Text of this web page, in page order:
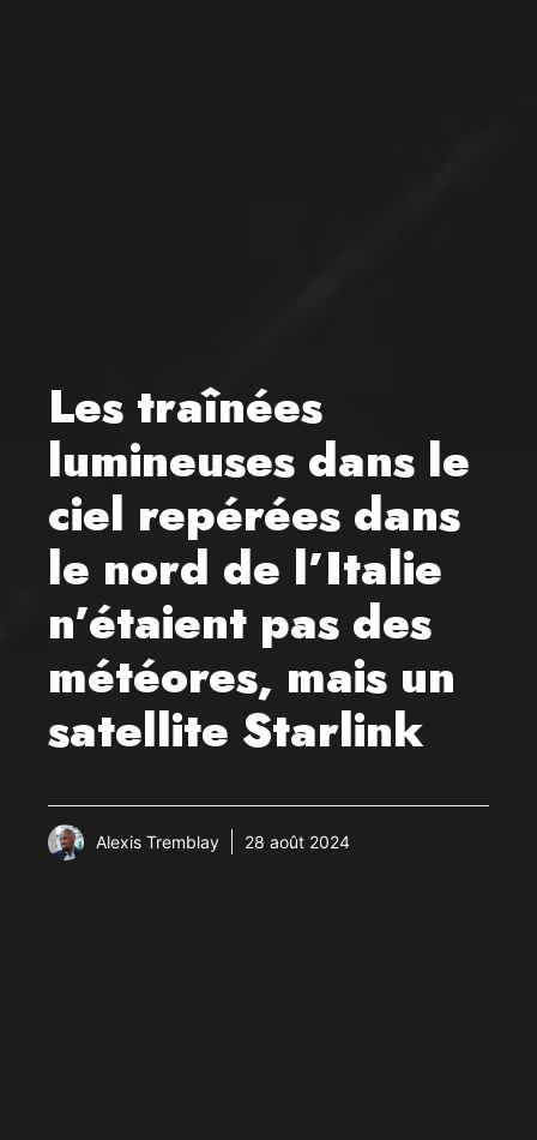
Les traînées
lumineuses dans le
ciel repérées dans
le nord de l’Italie
n’étaient pas des
météores, mais un
satellite Starlink
Alexis Tremblay 28 août 2024